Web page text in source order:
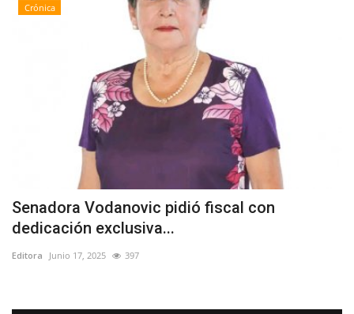
Crónica
Senadora Vodanovic pidió fiscal con
dedicación exclusiva...
Editora Junio 17, 2025 397